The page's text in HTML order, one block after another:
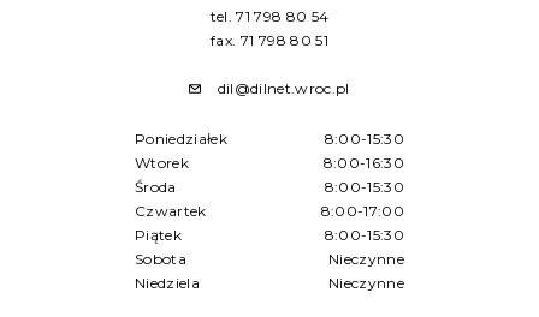
tel. 71 798 80 54
fax. 71 798 80 51
dil@dilnet.wroc.pl
Poniedziałek
8:00-15:30
Wtorek
8:00-16:30
Środa
8:00-15:30
Czwartek
8:00-17:00
Piątek
8:00-15:30
Sobota
Nieczynne
Niedziela
Nieczynne